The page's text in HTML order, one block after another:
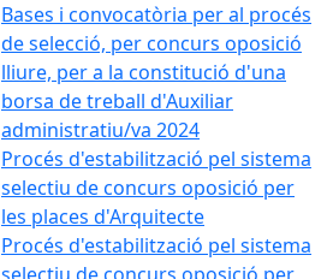
Bases i convocatòria per al procés
de selecció, per concurs oposició
lliure, per a la constitució d'una
borsa de treball d'Auxiliar
administratiu/va 2024
Procés d'estabilització pel sistema
selectiu de concurs oposició per
les places d'Arquitecte
Procés d'estabilització pel sistema